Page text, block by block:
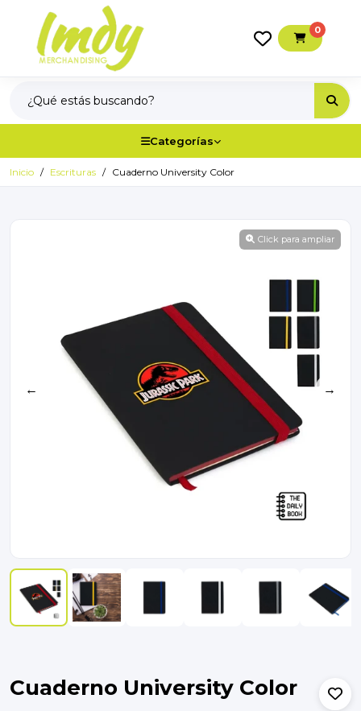
0
Categorías
Inicio Escrituras Cuaderno University Color
Click para ampliar
← →
Cuaderno University Color